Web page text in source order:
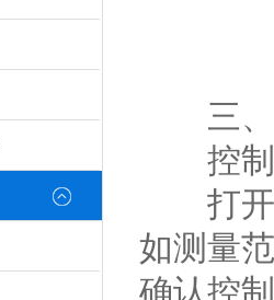
三、
控制
打开
如测量
确认控